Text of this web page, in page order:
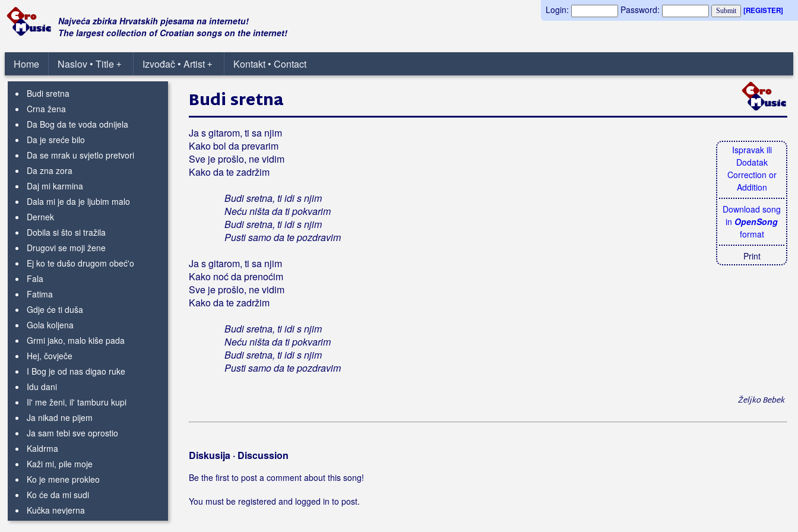
Login: Password: [REGISTER]
Najveća zbirka Hrvatskih pjesama na internetu!
The largest collection of Croatian songs on the internet!
Home +
Naslov • Title +
Izvođač • Artist Kontakt • Contact
Beatta Band
Bebek, Željko
A svemir miruje
Anava ni iveret (Ljubav je slijepa)
Budi sretna
Crna žena
Da Bog da te voda odnijela
Da je sreće bilo
Da se mrak u svjetlo pretvori
Da zna zora
Daj mi karmina
Dala mi je da je ljubim malo
Dernek
Dobila si što si tražila
Drugovi se moji žene
Ej ko te dušo drugom obeć'o
Fala
Fatima
Gdje će ti duša
Gola koljena
Grmi jako, malo kiše pada
Hej, čovječe
I Bog je od nas digao ruke
Idu dani
Il' me ženi, il' tamburu kupi
Ja nikad ne pijem
Ja sam tebi sve oprostio
Kaldrma
Kaži mi, pile moje
Ko je mene prokleo
Ko će da mi sudi
Kučka nevjerna
Lagano umirem (u tvom sjećanju)
Ispravak ili
Dodatak
Correction or
Addition
Download song
in OpenSong
format
Print
Budi sretna
Ja s gitarom, ti sa njim
Kako bol da prevarim
Sve je prošlo, ne vidim
Kako da te zadržim
Budi sretna, ti idi s njim
Neću ništa da ti pokvarim
Budi sretna, ti idi s njim
Pusti samo da te pozdravim
Ja s gitarom, ti sa njim
Kako noć da prenoćim
Sve je prošlo, ne vidim
Kako da te zadržim
Budi sretna, ti idi s njim
Neću ništa da ti pokvarim
Budi sretna, ti idi s njim
Pusti samo da te pozdravim
Željko Bebek
Diskusija · Discussion
Be the first to post a comment about this song!
You must be registered and logged in to post.